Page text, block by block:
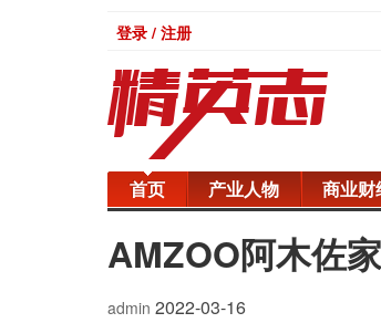
登录 / 注册
首页 产业人物 商业财
AMZOO阿木佐
admin 2022-03-16